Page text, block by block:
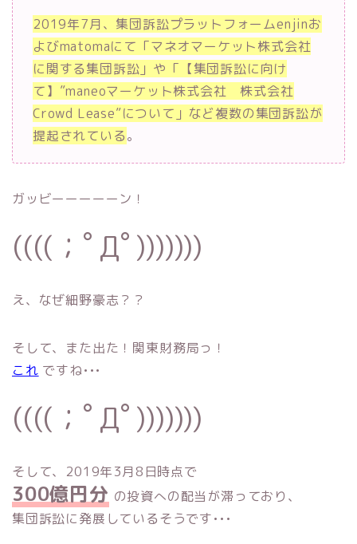
2019年7月、集団訴訟プラットフォームenjinお
よびmatomaにて「マネオマーケット株式会社
に関する集団訴訟」や「【集団訴訟に向け
て】”maneoマーケット株式会社 株式会社
Crowd Lease”について」など複数の集団訴訟が
提起されている。
ガッビーーーーーン！
((((；ﾟДﾟ)))))))
え、なぜ細野豪志？？
そして、また出た！関東財務局っ！
これ ですね•••
((((；ﾟДﾟ)))))))
そして、2019年3月8日時点で
300億円分 の投資への配当が滞っており、
集団訴訟に発展しているそうです•••